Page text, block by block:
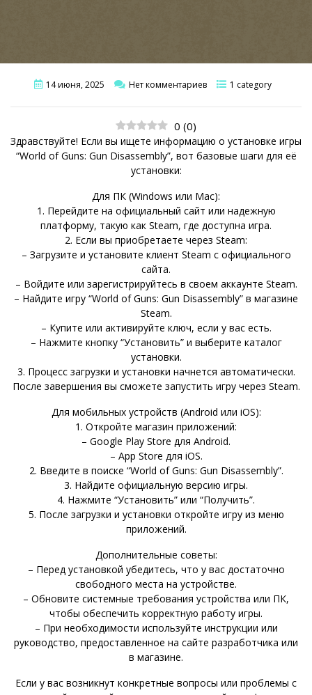
14 июня, 2025 Нет комментариев 1 category
0 (0)
Здравствуйте! Если вы ищете информацию о установке игры
“World of Guns: Gun Disassembly”, вот базовые шаги для её
установки:
Для ПК (Windows или Mac):
1. Перейдите на официальный сайт или надежную
платформу, такую как Steam, где доступна игра.
2. Если вы приобретаете через Steam:
– Загрузите и установите клиент Steam с официального
сайта.
– Войдите или зарегистрируйтесь в своем аккаунте Steam.
– Найдите игру “World of Guns: Gun Disassembly” в магазине
Steam.
– Купите или активируйте ключ, если у вас есть.
– Нажмите кнопку “Установить” и выберите каталог
установки.
3. Процесс загрузки и установки начнется автоматически.
После завершения вы сможете запустить игру через Steam.
Для мобильных устройств (Android или iOS):
1. Откройте магазин приложений:
– Google Play Store для Android.
– App Store для iOS.
2. Введите в поиске “World of Guns: Gun Disassembly”.
3. Найдите официальную версию игры.
4. Нажмите “Установить” или “Получить”.
5. После загрузки и установки откройте игру из меню
приложений.
Дополнительные советы:
– Перед установкой убедитесь, что у вас достаточно
свободного места на устройстве.
– Обновите системные требования устройства или ПК,
чтобы обеспечить корректную работу игры.
– При необходимости используйте инструкции или
руководство, предоставленное на сайте разработчика или
в магазине.
Если у вас возникнут конкретные вопросы или проблемы с